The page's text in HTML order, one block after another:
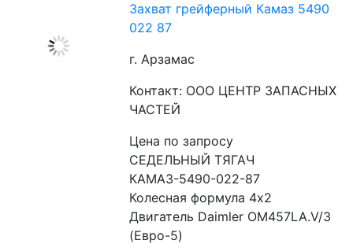
Захват грейферный Камаз 5490
022 87
г. Арзамас
Контакт: ООО ЦЕНТР ЗАПАСНЫХ
ЧАСТЕЙ
Цена по запросу
СЕДЕЛЬНЫЙ ТЯГАЧ
КАМАЗ-5490-022-87
Колесная формула 4х2
Двигатель Daimler OM457LA.V/3
(Евро-5)